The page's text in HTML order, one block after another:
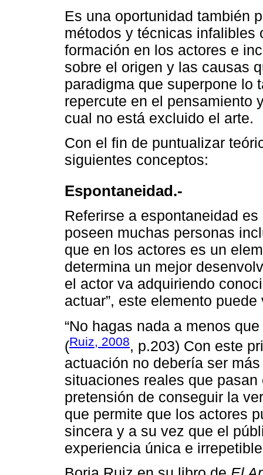
Es una oportunidad también
métodos y técnicas infalibles
formación en los actores e
sobre el origen y las causas
paradigma que superpone lo
repercute en el pensamiento
cual no está excluido el arte.
Con el fin de puntualizar
siguientes conceptos:
Espontaneidad.-
Referirse a espontaneidad
poseen muchas personas
que en los actores es un
determina un mejor
el actor va adquiriendo
actuar”, este elemento
“No hagas nada a menos
(Ruiz, 2008, p.203) Con este
actuación no debería ser
situaciones reales que
pretensión de conseguir la
que permite que los actores
sincera y a su vez que el
experiencia única e